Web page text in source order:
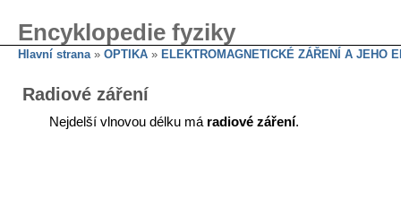
Encyklopedie fyziky
Hlavní strana» OPTIKA » ELEKTROMAGNETICKÉ ZÁŘENÍ A JEHO
Radiové záření
Nejdelší vlnovou délku má radiové záření.